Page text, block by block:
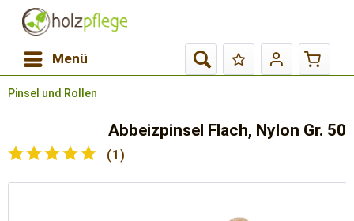
Menü
Pinsel und Rollen
Abbeizpinsel Flach, Nylon Gr. 50
(1 )